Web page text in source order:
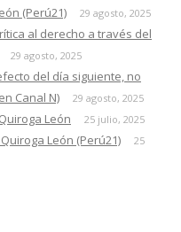
(Perú21) 29 agosto, 2025
al derecho a través del
29 agosto, 2025
del día siguiente, no
Canal N)
29 agosto, 2025
León 25 julio, 2025
León (Perú21)
25